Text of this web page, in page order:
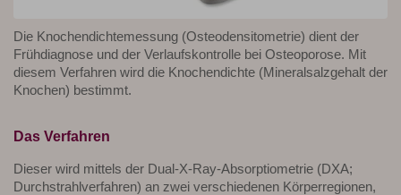
Die Knochendichtemessung (Osteodensitometrie) dient der
Frühdiagnose und der Verlaufskontrolle bei Osteoporose. Mit
diesem Verfahren wird die Knochendichte (Mineralsalzgehalt der
Knochen) bestimmt.
Das Verfahren
Dieser wird mittels der Dual-X-Ray-Absorptiometrie (DXA;
Durchstrahlverfahren) an zwei verschiedenen Körperregionen,